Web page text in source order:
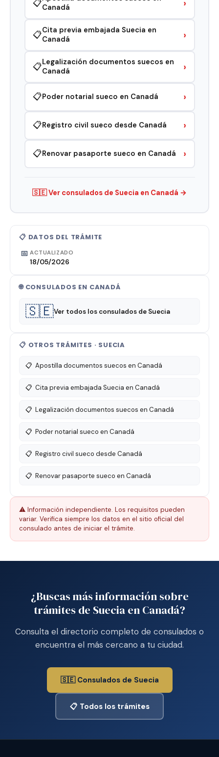
📋 DATOS DEL TRÁMITE
📅 ACTUALIZADO
18/05/2026
🌐 CONSULADOS EN CANADÁ
🇸🇪Ver todos los consulados de Suecia
📋 OTROS TRÁMITES · SUECIA
📋 Apostilla documentos suecos en Canadá
📋 Cita previa embajada Suecia en Canadá
📋 Legalización documentos suecos en Canadá
📋 Poder notarial sueco en Canadá
📋 Registro civil sueco desde Canadá
📋 Renovar pasaporte sueco en Canadá
⚠️ Información independiente. Los requisitos pueden
variar. Verifica siempre los datos en el sitio oficial del
consulado antes de iniciar el trámite.
📋Canadá
›
📋Cita previa embajada Suecia en
Canadá
›
📋Legalización documentos suecos en
Canadá
›
📋Poder notarial sueco en Canadá ›
📋Registro civil sueco desde Canadá ›
📋Renovar pasaporte sueco en Canadá ›
🇸🇪 Ver consulados de Suecia en Canadá →
¿Buscas más información sobre
trámites de Suecia en Canadá?
Consulta el directorio completo de consulados o
encuentra el más cercano a tu ciudad.
🇸🇪 Consulados de Suecia
📋 Todos los trámites